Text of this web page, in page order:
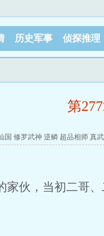
历史军事 侦探推理
第
国 修罗武神 逆鳞 超品相师 真
家伙，当初二哥